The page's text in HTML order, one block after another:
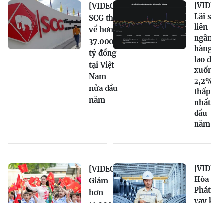
[VIDEO]
SCG thu
về hơn
37.000
tỷ đồng
tại Việt
Nam
nửa đầu
năm
Lãi
liên
ngân
hàng
lao dốc
xuống
2,2%,
thấp
nhất
đầu
năm
[VIDEO]
Giảm
hơn
Hòa
Phát
vay kỷ